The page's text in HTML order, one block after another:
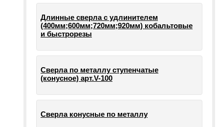
Длинные сверла с удлинителем
(400мм;600мм;720мм;920мм) кобальтовые
и быстрорезы
Сверла по металлу ступенчатые
(конусное) арт.V-100
Сверла конусные по металлу